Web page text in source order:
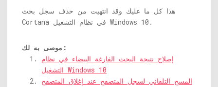
هذا كل ما عليك وقد انتهيت من حذف سجل بحث
Cortana في نظام التشغيل Windows 10.
موصى به لك:
إصلاح نتيجة البحث الفارغة البيضاء في نظام
التشغيل Windows 10
المسح التلقائي لسجل المتصفح عند إغلاق المتصفح